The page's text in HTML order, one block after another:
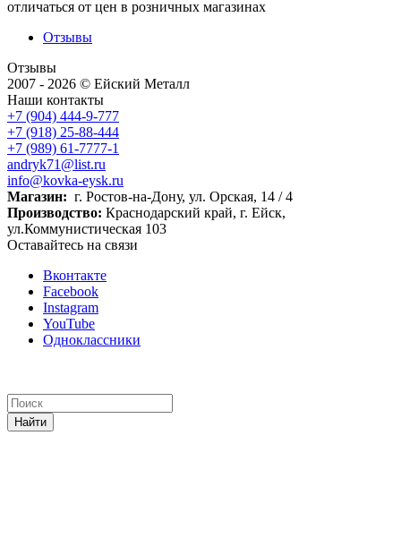
отличаться от цен в розничных магазинах
Отзывы
Отзывы
2007 - 2026 © Ейский Металл
Наши контакты
+7 (904) 444-9-777
+7 (918) 25-88-444
+7 (989) 61-7777-1
andryk71@list.ru
info@kovka-eysk.ru
Магазин: г. Ростов-на-Дону, ул. Орская, 14 / 4
Производство: Краснодарский край, г. Ейск,
ул.Коммунистическая 103
Оставайтесь на связи
Вконтакте
Facebook
Instagram
YouTube
Одноклассники
Найти